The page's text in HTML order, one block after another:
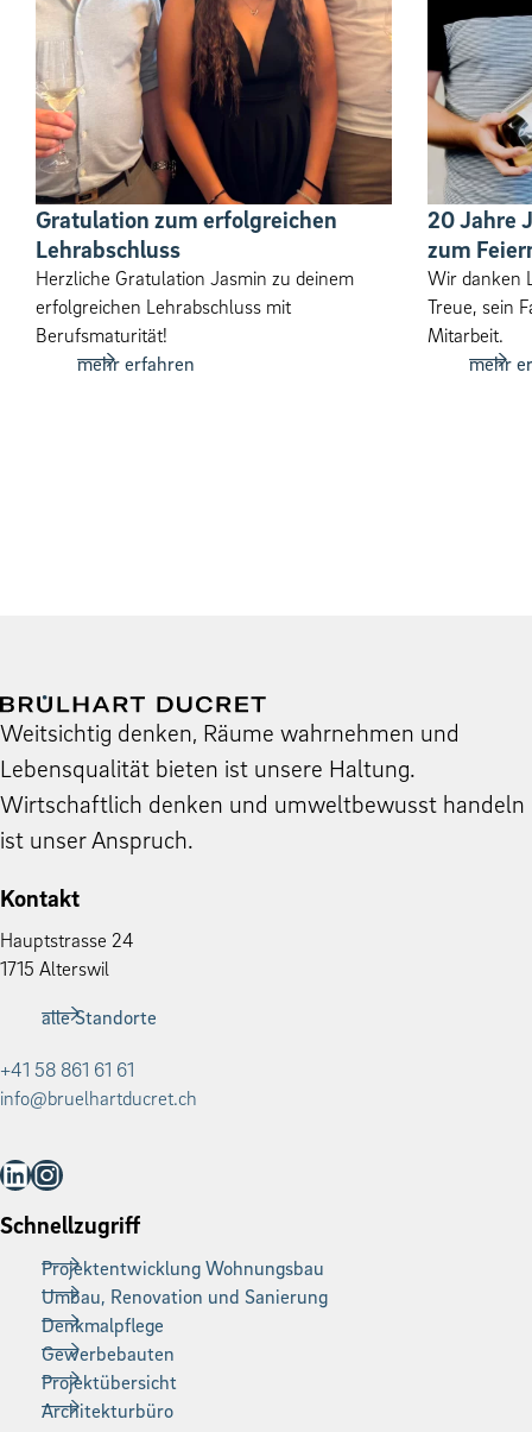
Gratulation zum erfolgreichen
Lehrabschluss
Herzliche Gratulation Jasmin zu deinem
erfolgreichen Lehrabschluss mit
Berufsmaturität!
mehr erfahren
20 Jahre
zum
Wir danken
Treue, sein
Mitar­beit.
mehr
Weit­sichtig denken, Räume wahrnehmen und
Leben­squal­ität bieten ist unsere Hal­tung.
Wirtschaftlich denken und umwelt­be­wusst han­deln
ist unser Anspruch.
Kontakt
Haupt­strasse 24
1715 Alter­swil
alle Standorte
+41 58 861 61 61
info@bruelhartducret.ch
LinkedIn Instagram
Schnellzugriff
Projektentwicklung Wohnungsbau
Umbau, Renovation und Sanierung
Denkmalpflege
Gewerbebauten
Projektübersicht
Architekturbüro